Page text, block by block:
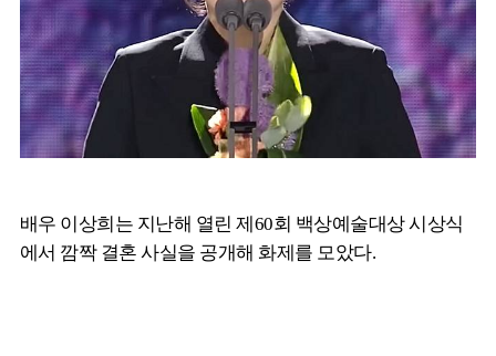
배우 이상희는 지난해 열린 제60회 백상예술대상 시상식
에서 깜짝 결혼 사실을 공개해 화제를 모았다.